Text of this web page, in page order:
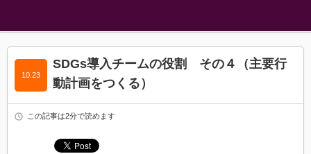
SDGs導入チームの役割 その４（主要行
動計画をつくる）
10.23
この記事は2分で読めます